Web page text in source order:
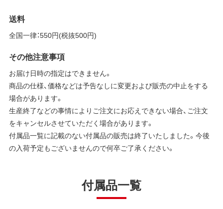
送料
全国一律：550円(税抜500円)
その他注意事項
お届け日時の指定はできません。
商品の仕様、価格などは予告なしに変更および販売の中止をする
場合があります。
生産終了などの事情によりご注文にお応えできない場合、ご注文
をキャンセルさせていただく場合があります。
付属品一覧に記載のない付属品の販売は終了いたしました。今後
の入荷予定もございませんので何卒ご了承ください。
付属品一覧